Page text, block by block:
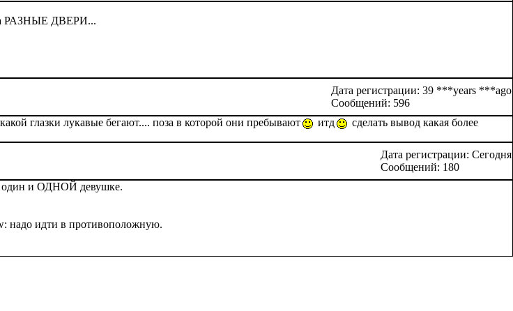
РАЗНЫЕ ДВЕРИ...
Дата регистрации: 39 ***years ***ago
Сообщений: 596
глазки лукавые бегают.... поза в которой они пребывают итд
сделать вывод какая более
Дата регистрации: Сегодня
Сообщений: 180
один и ОДНОЙ девушке.
надо идти в противоположную.